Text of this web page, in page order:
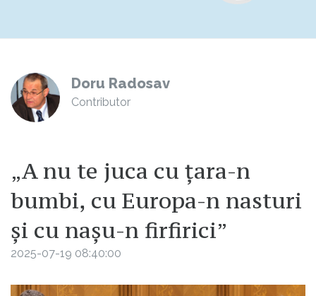
Doru Radosav
Contributor
„A nu te juca cu țara-n
bumbi, cu Europa-n nasturi
și cu nașu-n firfirici”
2025-07-19 08:40:00